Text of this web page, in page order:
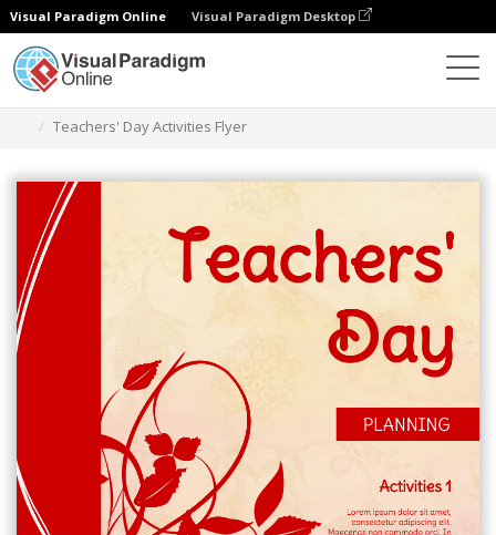
Visual Paradigm Online Visual Paradigm Desktop
Teachers' Day Activities Flyer